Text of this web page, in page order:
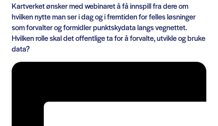
Kartverket ønsker med webinaret å få innspill fra dere om
hvilken nytte man ser i dag og i fremtiden for felles løsninger
som forvalter og formidler punktskydata langs vegnettet.
Hvilken rolle skal det offentlige ta for å forvalte, utvikle og bruke
data?